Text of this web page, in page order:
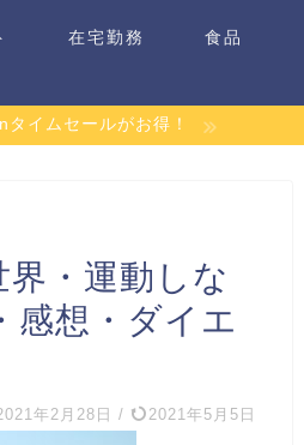
在宅勤務 食品
タイムセールがお得！
界・運動しな
感想・ダイエ
年2月28日 / 2021年5月5日